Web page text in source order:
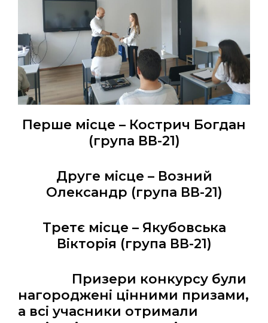
Перше місце – Кострич Богдан
(група ВВ-21)
Друге місце – Возний
Олександр (група ВВ-21)
Третє місце – Якубовська
Вікторія (група ВВ-21)
Призери конкурсу були
нагороджені цінними призами,
а всі учасники отримали